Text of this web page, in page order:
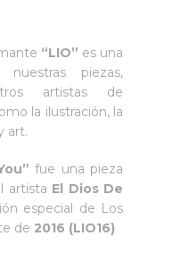
“LIO” es una
piezas,
artistas de
la ilustración, la
art.
fue una pieza
artista El Dios De
especial de Los
de 2016 (LIO16)